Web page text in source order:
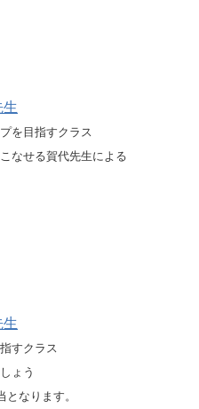
生
を目指すクラス
なせる賀代先生による
生
すクラス
ょう
なります。